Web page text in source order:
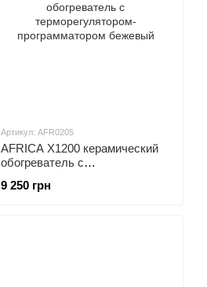
Артикул: AFR0205
AFRICA X1200 керамический
обогреватель с
программатором бежевый
9 250 грн